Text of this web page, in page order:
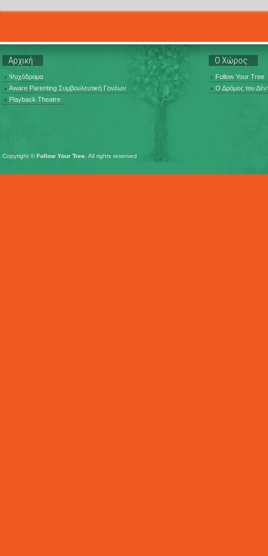
Αρχική
Ψυχόδραμα
Aware Parenting Συμβουλευτική Γονέων
Playback Theatre
Ο Χώρος
Follow Your Tree
Ο Δρόμος του
Copyright © Follow Your Tree. All rights reserved